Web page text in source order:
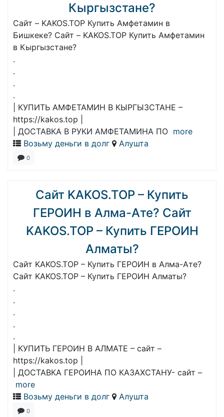
Кыргызстане?
Сайт – KAKOS.TOP Купить Амфетамин в
Бишкеке? Сайт – KAKOS.TOP Купить Амфетамин
в Кыргызстане?
.
.
.
.
| КУПИТЬ АМФЕТАМИН В КЫРГЫЗСТАНЕ –
https://kakos.top |
| ДОСТАВКА В РУКИ АМФЕТАМИНА ПО more
Возьму деньги в долг
Алушта
0
Сайт KAKOS.TOP – Купить
ГЕРОИН в Алма-Ате? Сайт
KAKOS.TOP – Купить ГЕРОИН
Алматы?
Сайт KAKOS.TOP – Купить ГЕРОИН в Алма-Ате?
Сайт KAKOS.TOP – Купить ГЕРОИН Алматы?
.
.
.
.
.
| КУПИТЬ ГЕРОИН В АЛМАТЕ – сайт –
https://kakos.top |
| ДОСТАВКА ГЕРОИНА ПО КАЗАХСТАНУ- сайт –
more
Возьму деньги в долг
Алушта
0